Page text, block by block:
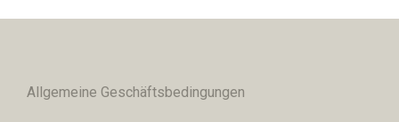
Allgemeine Geschäftsbedingungen